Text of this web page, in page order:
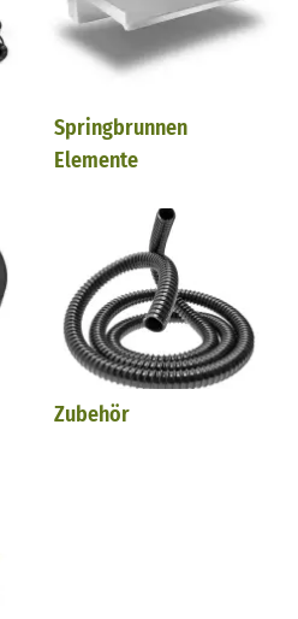
Springbrunnen
Elemente
Zubehör